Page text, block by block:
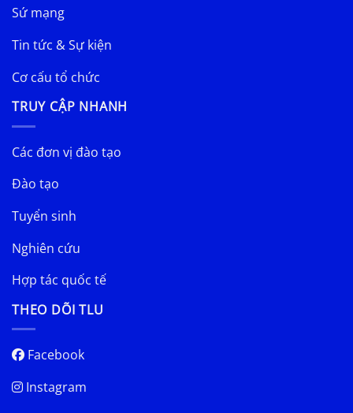
Sứ mạng
Tin tức & Sự kiện
Cơ cấu tổ chức
TRUY CẬP NHANH
Các đơn vị đào tạo
Đào tạo
Tuyển sinh
Nghiên cứu
Hợp tác quốc tế
THEO DÕI TLU
Facebook
Instagram